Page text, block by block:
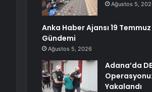
Ağustos 5,
Anka Haber Ajansı 19
Gündemi
Ağustos 5, 2026
Adana’da
Yakalandı